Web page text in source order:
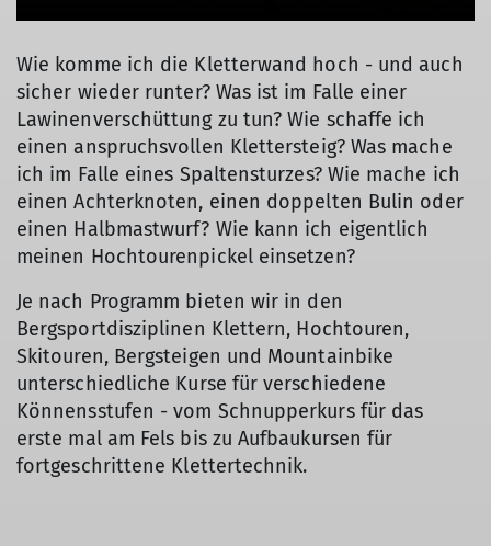
Wie komme ich die Kletterwand hoch - und auch
sicher wieder runter? Was ist im Falle einer
Lawinenverschüttung zu tun? Wie schaffe ich
einen anspruchsvollen Klettersteig? Was mache
ich im Falle eines Spaltensturzes? Wie mache ich
einen Achterknoten, einen doppelten Bulin oder
einen Halbmastwurf? Wie kann ich eigentlich
meinen Hochtourenpickel einsetzen?
Je nach Programm bieten wir in den
Bergsportdisziplinen Klettern, Hochtouren,
Skitouren, Bergsteigen und Mountainbike
unterschiedliche Kurse für verschiedene
Könnensstufen - vom Schnupperkurs für das
erste mal am Fels bis zu Aufbaukursen für
fortgeschrittene Klettertechnik.